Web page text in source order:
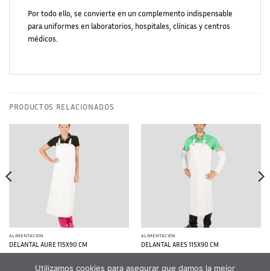
Por todo ello, se convierte en un complemento indispensable
para uniformes en laboratorios, hospitales, clínicas y centros
médicos.
PRODUCTOS RELACIONADOS
ALIMENTACION
DELANTAL AURE 115X90 CM
ALIMENTACION
DELANTAL ARES 115X90 CM
Utilizamos cookies para asegurar que damos la mejor